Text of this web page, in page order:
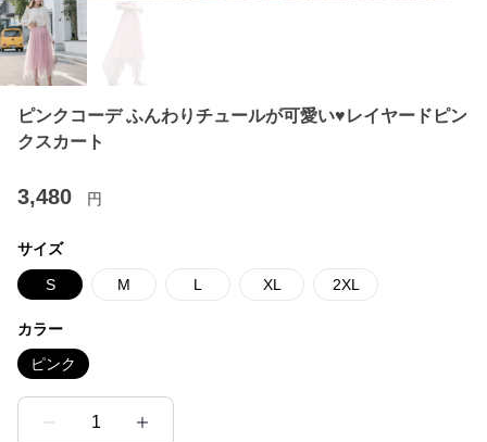
ピンクコーデ ふんわりチュールが可愛い♥レイヤードピン
クスカート
3,480 円
サイズ
S M L XL 2XL
カラー
ピンク
1